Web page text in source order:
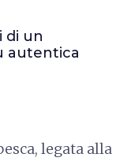
di un
autentica
legata alla